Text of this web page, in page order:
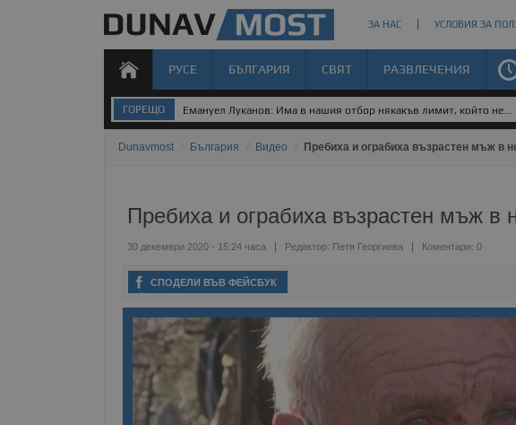
ЗА НАС УСЛОВИЯ ЗА
РУСЕ БЪЛГАРИЯ СВЯТ РАЗВЛЕЧЕНИЯ
ГОРЕЩО Емануел Луканов: Има в нашия отбор някакъв лимит, който не...
Dunavmost България Видео Пребиха и ограбиха възрастен мъж в
Пребиха и ограбиха възрастен мъж в
30 декември 2020 - 15:24 часа Редактор: Петя Георгиева Коментари: 0
СПОДЕЛИ ВЪВ ФЕЙСБУК